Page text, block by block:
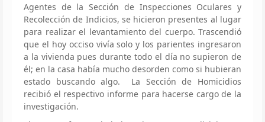
Agentes de la Sección de Inspecciones Oculares y
Recolección de Indicios, se hicieron presentes al lugar
para realizar el levantamiento del cuerpo. Trascendió
que el hoy occiso vivía solo y los parientes ingresaron
a la vivienda pues durante todo el día no supieron de
él; en la casa había mucho desorden como si hubieran
estado buscando algo. La Sección de Homicidios
recibió el respectivo informe para hacerse cargo de la
investigación.